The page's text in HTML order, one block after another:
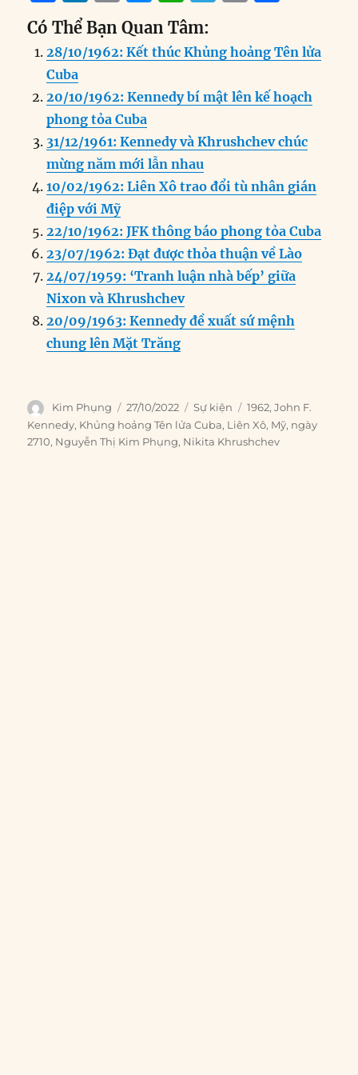
a
c
e
b
o
o
k
n
k
e
d
I
n
m
ai
l
e
ss
e
n
er
h
at
s
A
p
e
g
r
m
n
t
a
re
Có Thể Bạn Quan Tâm:
28/10/1962: Kết thúc Khủng hoảng Tên lửa
Cuba
20/10/1962: Kennedy bí mật lên kế hoạch
phong tỏa Cuba
31/12/1961: Kennedy và Khrushchev chúc
mừng năm mới lẫn nhau
10/02/1962: Liên Xô trao đổi tù nhân gián
điệp với Mỹ
22/10/1962: JFK thông báo phong tỏa Cuba
23/07/1962: Đạt được thỏa thuận về Lào
24/07/1959: ‘Tranh luận nhà bếp’ giữa
Nixon và Khrushchev
20/09/1963: Kennedy đề xuất sứ mệnh
chung lên Mặt Trăng
Author
Kim Phụng
Posted
on
27/10/2022 Categories
Sự kiện Tags
1962,John F.
Kennedy, Khủng hoảng Tên lửa Cuba, Liên Xô, Mỹ, ngày
2710, Nguyễn Thị Kim Phụng, Nikita Khrushchev